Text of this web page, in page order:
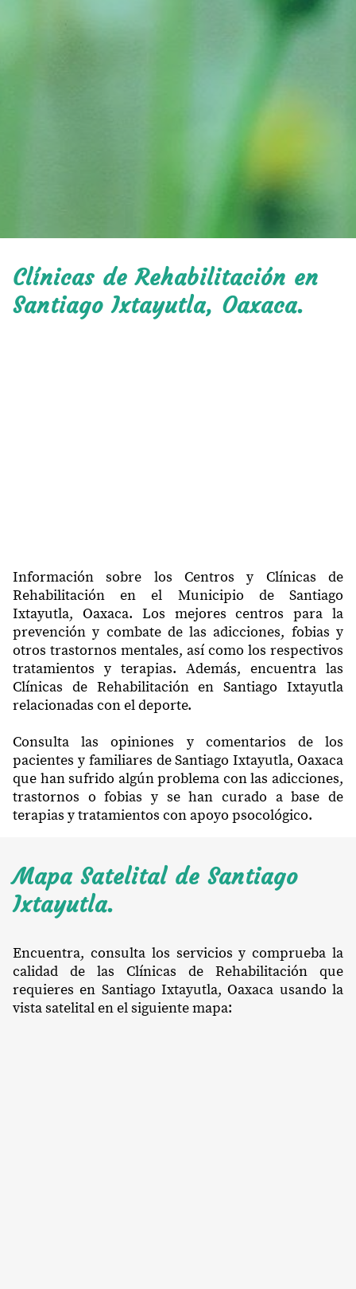
Clínicas de Rehabilitación en
Santiago Ixtayutla, Oaxaca.
Información sobre los Centros y Clínicas de
Rehabilitación en el Municipio de Santiago
Ixtayutla, Oaxaca. Los mejores centros para la
prevención y combate de las adicciones, fobias y
otros trastornos mentales, así como los respectivos
tratamientos y terapias. Además, encuentra las
Clínicas de Rehabilitación en Santiago Ixtayutla
relacionadas con el deporte.
Consulta las opiniones y comentarios de los
pacientes y familiares de Santiago Ixtayutla, Oaxaca
que han sufrido algún problema con las adicciones,
trastornos o fobias y se han curado a base de
terapias y tratamientos con apoyo psocológico.
Mapa Satelital de Santiago
Ixtayutla.
Encuentra, consulta los servicios y comprueba la
calidad de las Clínicas de Rehabilitación que
requieres en Santiago Ixtayutla, Oaxaca usando la
vista satelital en el siguiente mapa: